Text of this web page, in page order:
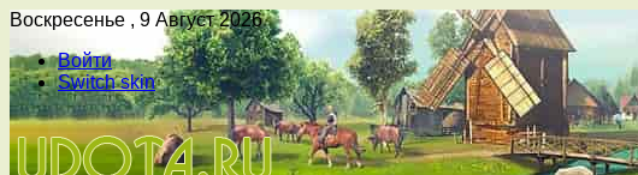
Воскресенье , 9 Август 2026
Войти
Switch skin